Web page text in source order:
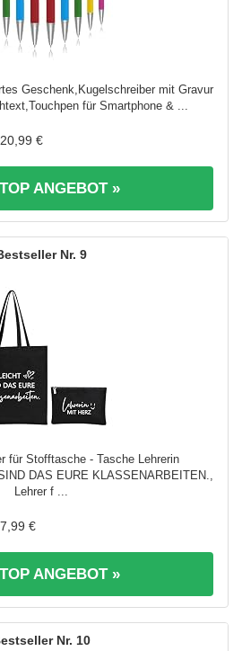
Geschenk,Kugelschreiber mit Gravur
für Smartphone & ...
20,99 €
ANGEBOT »
9
für Stofftasche - Tasche Lehrerin
DAS EURE KLASSENARBEITEN.,
Lehrer f ...
7,99 €
ANGEBOT »
10